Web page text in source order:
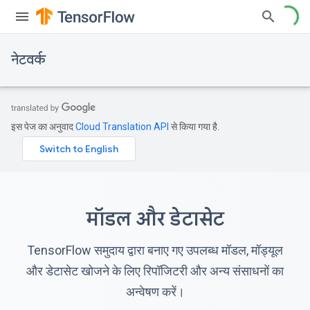
नेटवर्क
इस पेज का अनुवादCloud Translation API से किया गया है.
मॉडल और डेटासेट
TensorFlow समुदाय द्वारा बनाए गए उपलब्ध मॉडल, मॉड्यूल
और डेटासेट खोजने के लिए रिपॉजिटरी और अन्य संसाधनों का
अन्वेषण करें।